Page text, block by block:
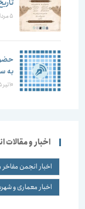
5 مرداد 1405
حضور
به
10 تیر 1405
اخبار و مقالات
اخبار انجمن مفاخر
اخبار معماری و